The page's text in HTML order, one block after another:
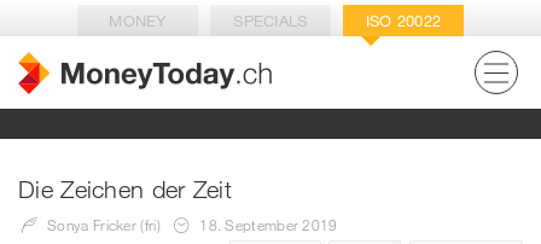
MONEY SPECIALS ISO 20022
Die Zeichen der Zeit
Sonya Fricker (fri)
18. September 2019